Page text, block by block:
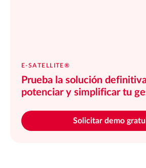
E-SATELLITE®
Prueba la solución
potenciar y simplificar tu
Solicitar demo